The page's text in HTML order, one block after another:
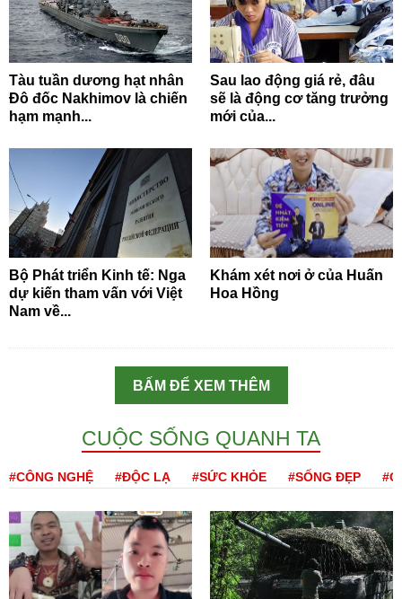
Tàu tuần dương hạt nhân
Đô đốc Nakhimov là chiến
hạm mạnh...
Sau lao động giá rẻ, đâu
sẽ là động cơ tăng trưởng
mới của...
Bộ Phát triển Kinh tế: Nga
dự kiến tham vấn với Việt
Nam về...
Khám xét nơi ở của Huấn
Hoa Hồng
BẤM ĐỂ XEM THÊM
CUỘC SỐNG QUANH TA
#CÔNG NGHỆ #ĐỘC LẠ #SỨC KHỎE #SỐNG ĐẸP